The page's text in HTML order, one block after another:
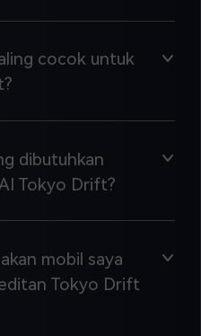
cocok untuk
dibutuhkan
Tokyo Drift?
mobil saya
Tokyo Drift